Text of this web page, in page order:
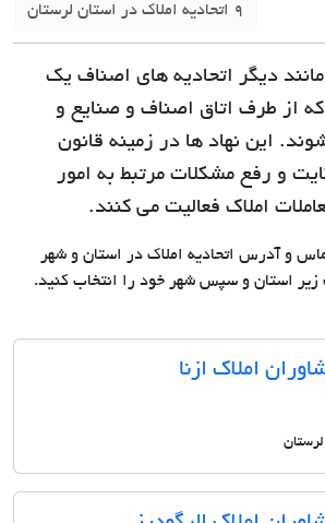
9 اتحادیه املاک در استان لرستان
مانند دیگر اتحادیه های اصناف یک
از طرف اتاق اصناف و صنایع و
این نهاد ها در زمینه قانون
و رفع مشکلات مرتبط به امور
املاک فعالیت می کنند.
و آدرس اتحادیه املاک در استان و شهر
زیر استان و سپس شهر خود را انتخاب کنید.
املاک ازنا
لرستان